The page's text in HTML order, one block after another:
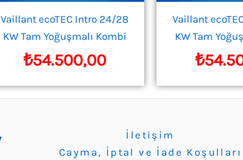
Vaillant ecoTEC Intro 24/28
KW Tam Yoğuşmalı Kombi
₺54.500,00
Vaillant
KW Tam
₺
İletişim
Cayma, İptal ve İade Koşulları